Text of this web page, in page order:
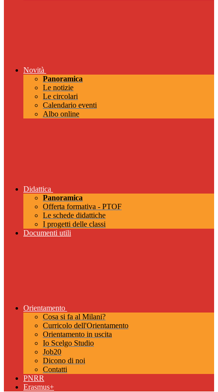
Novità
Panoramica
Le notizie
Le circolari
Calendario eventi
Albo online
Didattica
Panoramica
Offerta formativa - PTOF
Le schede didattiche
I progetti delle classi
Documenti utili
Orientamento
Cosa si fa al Milani?
Curricolo dell'Orientamento
Orientamento in uscita
Io Scelgo Studio
Job20
Dicono di noi
Contatti
PNRR
Erasmus+